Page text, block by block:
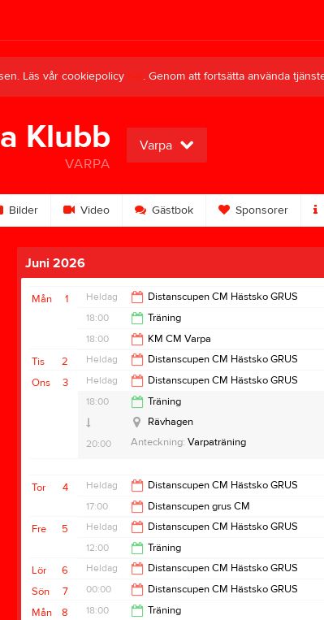
Läs vår cookiepolicy här. Genom att fortsätta använda
Klubb
VARPA
Varpa
Bilder Video Gästbok Sponsorer
Juni 2026
1
Mån Heldag
Distanscupen CM Hästsko GRUS
18:00
Träning
20:00
18:00 KM CM Varpa
20:00
2
Tis Heldag
Distanscupen CM Hästsko GRUS
3
Ons Heldag
Distanscupen CM Hästsko GRUS
Rävhagen
Tävling:
Distanscupen CM Hästsko GRUS
Referat
18:00 Träning
20:00
Rävhagen
Anteckning: Varpaträning
4
Tor Heldag
Distanscupen CM Hästsko GRUS
17:00
Distanscupen grus CM
20:00
5
Fre Heldag
Distanscupen CM Hästsko GRUS
12:00
Träning
14:00
6
Lör Heldag
Distanscupen CM Hästsko GRUS
7
Sön 00:00 Distanscupen CM Hästsko GRUS
8
Mån 18:00 Träning